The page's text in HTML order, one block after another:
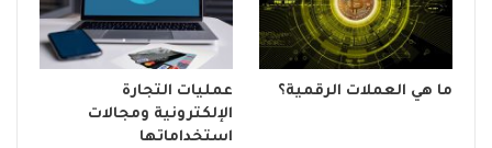
ما هي العملات الرقمية؟
عمليات التجارة
الإلكترونية ومجالات
استخداماتها